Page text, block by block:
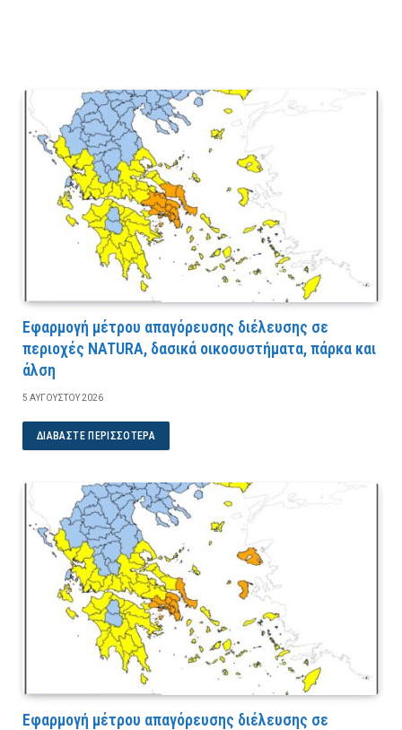
Εφαρμογή μέτρου απαγόρευσης διέλευσης σε
περιοχές NATURA, δασικά οικοσυστήματα, πάρκα και
άλση
5 ΑΥΓΟΎΣΤΟΥ 2026
ΔΙΑΒΆΣΤΕ ΠΕΡΙΣΣΌΤΕΡΑ
Εφαρμογή μέτρου απαγόρευσης διέλευσης σε